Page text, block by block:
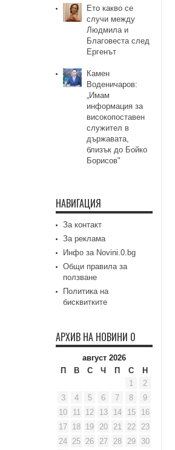
Ето какво се
случи между
Людмила и
Благовеста след
Ергенът
Камен
Воденичаров:
„Имам
информация за
високопоставен
служител в
държавата,
близък до Бойко
Борисов"
НАВИГАЦИЯ
За контакт
За реклама
Инфо за Novini.0.bg
Общи правила за
ползване
Политика на
бисквитките
АРХИВ НА НОВИНИ 0
август 2026
П
В С Ч П С
Н
1
2
3
4 5 6 7 8
9
10
11 12 13 14 15
16
17 18 19 20 21 22
23
24 25 26 27 28 29
30